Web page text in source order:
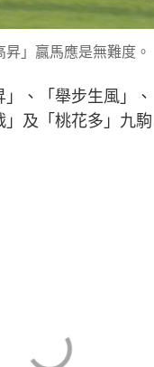
昇」贏馬應是無難度。
、「舉步生風」
及「桃花多」九